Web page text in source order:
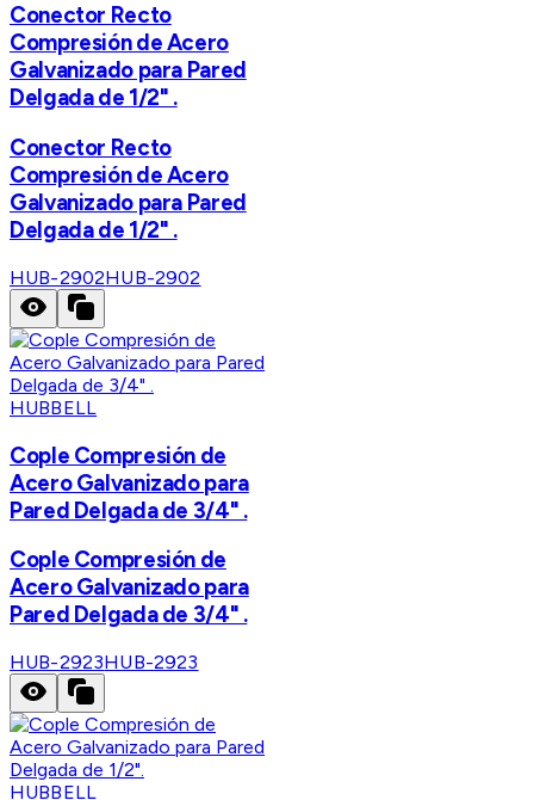
Conector Recto
Compresión de Acero
Galvanizado para Pared
Delgada de 1/2" .
Conector Recto
Compresión de Acero
Galvanizado para Pared
Delgada de 1/2" .
HUB-2902HUB-2902
HUBBELL
Cople Compresión de
Acero Galvanizado para
Pared Delgada de 3/4" .
Cople Compresión de
Acero Galvanizado para
Pared Delgada de 3/4" .
HUB-2923HUB-2923
HUBBELL